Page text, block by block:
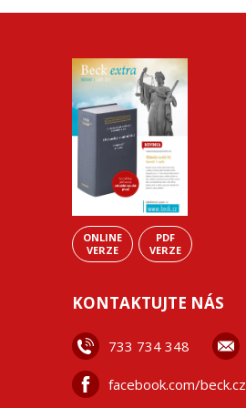
ONLINE
VERZE
PDF
VERZE
KONTAKTUJTE NÁS
733 734 348
facebook.com/beck.cz